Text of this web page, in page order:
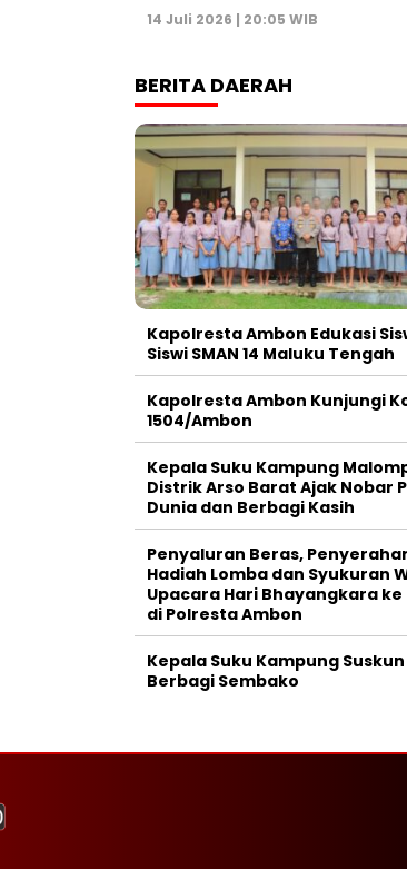
14 Juli 2026 | 20:05 WIB
BERITA DAERAH
Kapolresta Ambon Edukasi
Siswi SMAN 14 Maluku Tengah
Kapolresta Ambon Kunjungi
1504/Ambon
Kepala Suku Kampung
Distrik Arso Barat Ajak Nobar
Dunia dan Berbagi Kasih
Penyaluran Beras,
Hadiah Lomba dan Syukuran
Upacara Hari Bhayangkara ke
di Polresta Ambon
Kepala Suku Kampung Suskun
Berbagi Sembako